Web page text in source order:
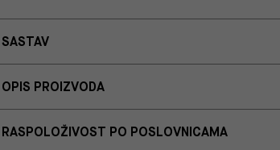
SASTAV
OPIS PROIZVODA
RASPOLOŽIVOST PO POSLOVNICAMA